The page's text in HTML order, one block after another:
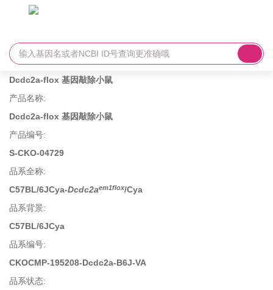
Dcdc2a-flox 基因敲除小鼠
产品名称:
Dcdc2a-flox 基因敲除小鼠
产品编号:
S-CKO-04729
品系全称:
C57BL/6JCya-Dcdc2aem1flox/Cya
品系背景:
C57BL/6JCya
品系编号:
CKOCMP-195208-Dcdc2a-B6J-VA
品系状态: